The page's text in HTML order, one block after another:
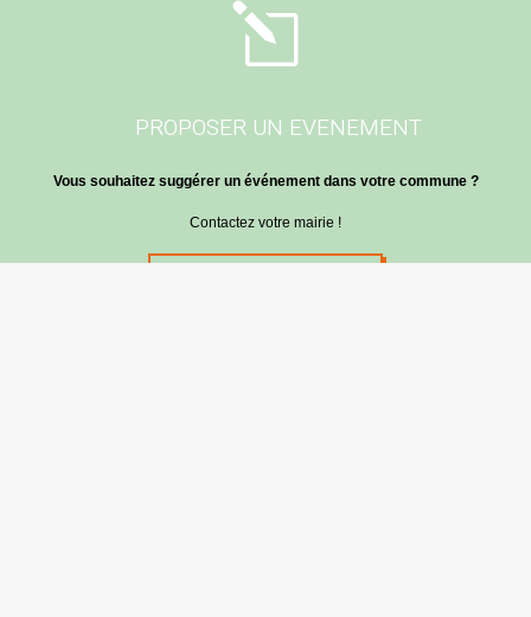
l
PROPOSER UN EVENEMENT
Vous souhaitez suggérer un événement dans votre commune ?
Contactez votre mairie !